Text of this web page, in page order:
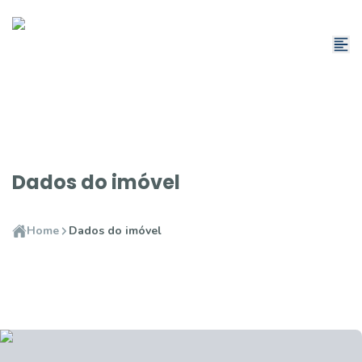
Dados do imóvel
Home Dados do imóvel